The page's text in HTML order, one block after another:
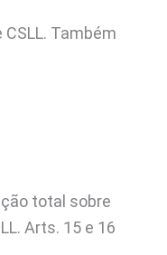
Também
total sobre
Arts. 15 e 16